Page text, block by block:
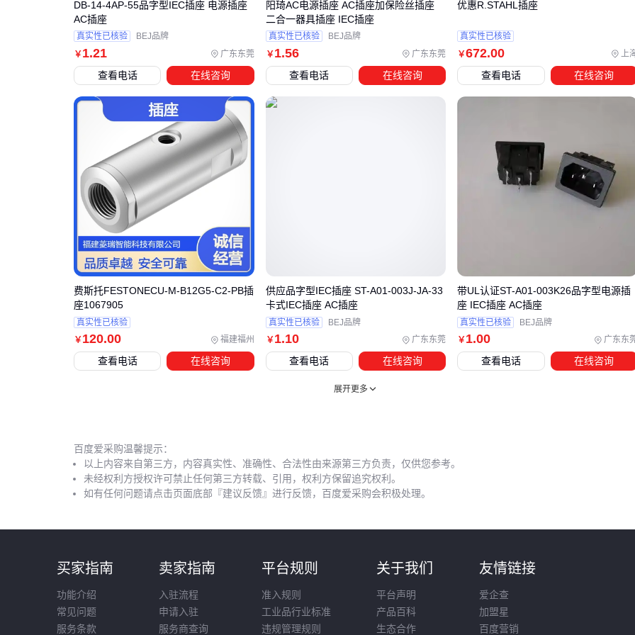
四、为什么主插座达标了，系统仍可能出问题？
选购优质插座只是第一步，若忽略配套设备的匹配性，仍可能
导致系统性能下降甚至安全隐患。常见的兼容性问题包括线缆
插头类型必须与插座接口完全吻合，航空插头等特殊接口需
配电箱应预留足够余量，并配置相应规格的漏电保护器
减少信号干扰。
实际部署前建议用 线路检测仪
验证系统兼容性，避免因配套
设备不达标导致主插座性能受限。
五、这些安装细节可能影响插座寿命
即使选对产品和配套，不当安装仍会埋下隐患。暗装插座需确
长期不用的插座接口建议插入防尘塞，既能防止异物进入，也
能避免触点氧化。硅胶材质的防尘塞弹性更好，适合频繁插拔
定期检查时重点关注：插头接触部位是否发热变色、绝缘胶布
相关配件，而非仅处理表面症状。
合理的插座选型应形成闭环决策：先明确使用场景的核心需
求，再据此筛选关键参数，最后同步规划配套设备和防护方
￥1.21 广东东莞
DB-14-4AP-55品字型IEC插座 电源插座
AC插座
真实性已核验 BEJ品牌
查看电话 在线咨询
￥1.56 广东东莞
阳琦AC电源插座 AC插座加保险丝插座
二合一器具插座 IEC插座
真实性已核验 BEJ品牌
查看电话 在线咨询
￥672.00 上
优惠R.STAHL插座
真实性已核验
查看电话 在线咨询
￥ 120.00 福建福州
费斯托FESTONECU-M-B12G5-C2-PB插
座1067905
真实性已核验
查看电话 在线咨询
￥ 1.10 广东东莞
供应品字型IEC插座 ST-A01-003J-JA-33
卡式IEC插座 AC插座
真实性已核验 BEJ品牌
查看电话 在线咨询
￥ 1.00 广东东
带UL认证ST-A01-003K26品字型电源插
座 IEC插座 AC插座
真实性已核验 BEJ品牌
查看电话 在线咨询
展开更多
百度爱采购温馨提示：
以上内容来自第三方，内容真实性、准确性、合法性由来源第三方负责，仅供您参考。
未经权利方授权许可禁止任何第三方转载、引用，权利方保留追究权利。
如有任何问题请点击页面底部『建议反馈』进行反馈，百度爱采购会积极处理。
买家指南
功能介绍
常见问题
服务条款
卖家指南
入驻流程
申请入驻
服务商查询
平台规则
准入规则
工业品行业标准
违规管理规则
关于我们
平台声明
产品百科
生态合作
友情链接
爱企查
加盟星
百度营销